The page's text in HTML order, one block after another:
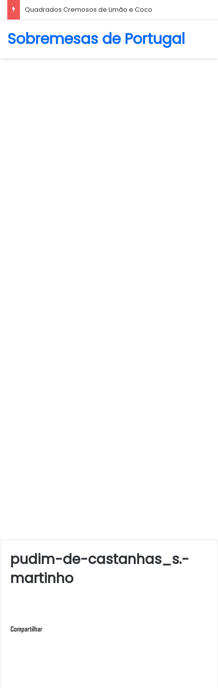
Quadrados Cremosos de Limão e Coco
Sobremesas de Portugal
pudim-de-castanhas_s.-
martinho